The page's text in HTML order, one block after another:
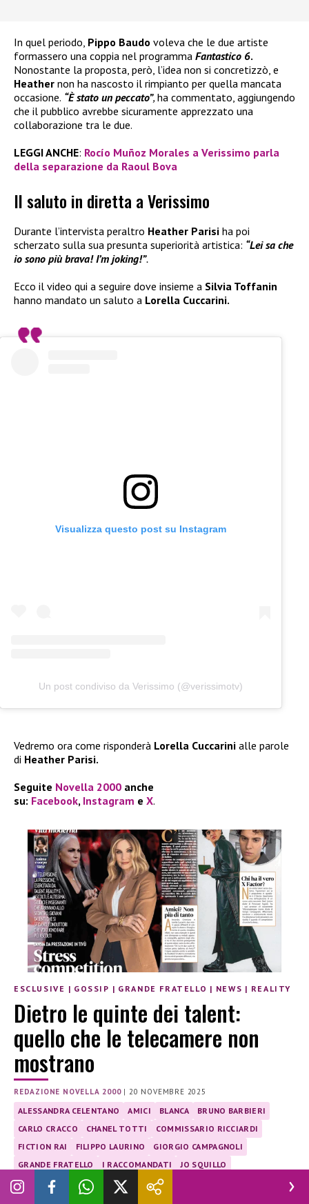
In quel periodo, Pippo Baudo voleva che le due artiste
formassero una coppia nel programma Fantastico 6.
Nonostante la proposta, però, l’idea non si concretizzò, e
Heather non ha nascosto il rimpianto per quella mancata
occasione. “È stato un peccato”, ha commentato, aggiungendo
che il pubblico avrebbe sicuramente apprezzato una
collaborazione tra le due.
LEGGI ANCHE: Rocío Muñoz Morales a Verissimo parla
della separazione da Raoul Bova
Il saluto in diretta a Verissimo
Durante l’intervista peraltro Heather Parisi ha poi
scherzato sulla sua presunta superiorità artistica: “Lei sa che
io sono più brava! I’m joking!”.
Ecco il video qui a seguire dove insieme a Silvia Toffanin
hanno mandato un saluto a Lorella Cuccarini.
Visualizza questo post su Instagram
Un post condiviso da Verissimo (@verissimotv)
Vedremo ora come risponderà Lorella Cuccarini alle parole
di Heather Parisi.
Seguite Novella 2000 anche
su: Facebook, Instagram e X.
ESCLUSIVE | GOSSIP | GRANDE FRATELLO | NEWS | REALITY
Dietro le quinte dei talent:
quello che le telecamere non
mostrano
REDAZIONE NOVELLA 2000| 20 NOVEMBRE 2025
ALESSANDRA CELENTANO AMICI BLANCA
BRUNO BARBIERI
CARLO CRACCO
CHANEL TOTTI
COMMISSARIO RICCIARDI
FICTION RAI
FILIPPO LAURINO
GIORGIO CAMPAGNOLI
GRANDE FRATELLO
I RACCOMANDATI
JO SQUILLO
JOE BASTIANICH
LINO GUANCIALE